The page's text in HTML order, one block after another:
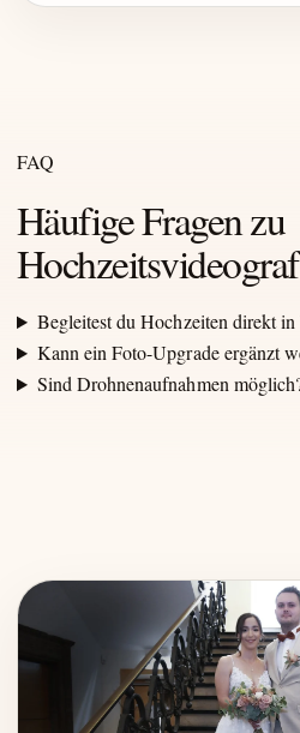
FAQ
Häufige Fragen zu
Begleitest du Hochzeiten direkt in
Kann ein Foto-Upgrade ergänzt
Sind Drohnenaufnahmen